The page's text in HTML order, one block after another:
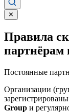
✕
Правила
партнёрам
Постоянные
Организации
Group и